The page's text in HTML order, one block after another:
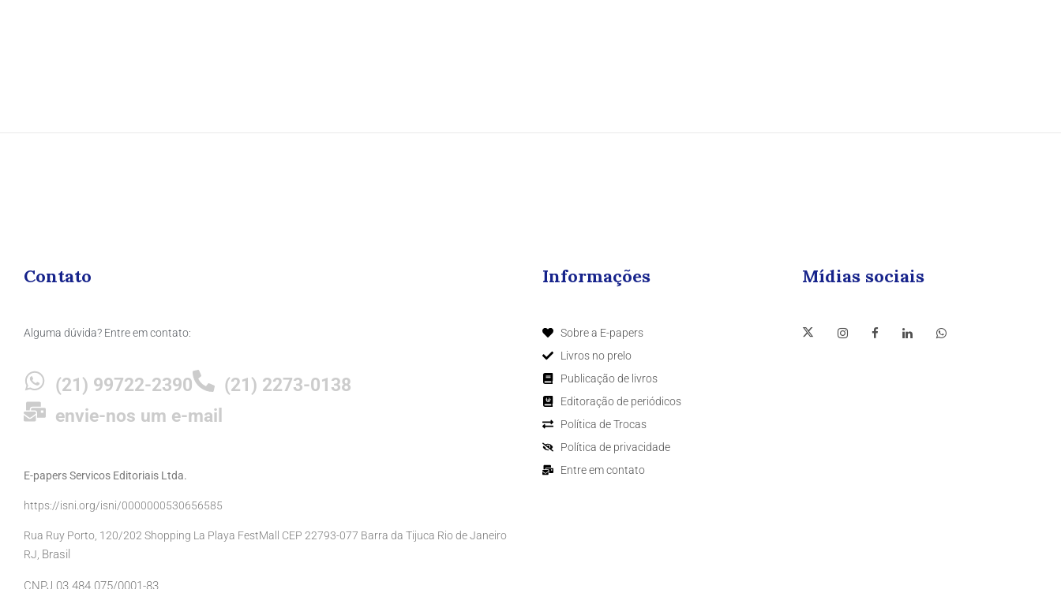
Contato
Alguma dúvida? Entre em contato:
(21) 99722-2390
(21) 2273-0138
envie-nos um e-mail
E-papers Servicos Editoriais Ltda.
https://isni.org/isni/0000000530656585
Rua Ruy Porto, 120/202 Shopping La Playa FestMall CEP 22793-077 Barra da Tijuca Rio de Janeiro
RJ, Brasil
CNPJ 03.484.075/0001-83
Informações
Sobre a E-papers
Livros no prelo
Publicação de livros
Editoração de periódicos
Política de Trocas
Política de privacidade
Entre em contato
Mídias sociais